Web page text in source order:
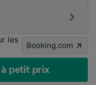
les
Booking.com
petit prix